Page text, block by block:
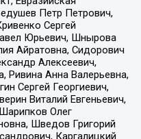
Петр Петрович,
Сергей
Юрьевич, Шнырова
Айратовна, Сидорович
Алексеевич,
Ривина Анна Валерьевна,
Сергей Георгиевич,
Виталий Евгеньевич,
Олег
Шведов Григорий
Каргалицкий